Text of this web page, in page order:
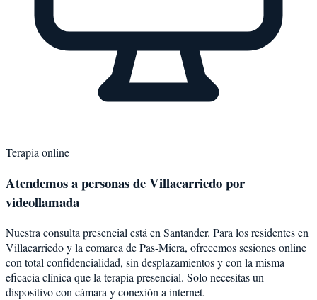
Terapia online
Atendemos a personas deVillacarriedopor
videollamada
Nuestra consulta presencial está en Santander. Para los residentes en
Villacarriedoy la comarca dePas-Miera, ofrecemos sesiones online
con total confidencialidad, sin desplazamientos y con la misma
eficacia clínica que la terapia presencial. Solo necesitas un
dispositivo con cámara y conexión a internet.